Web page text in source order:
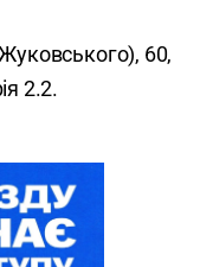
60,
2.2.